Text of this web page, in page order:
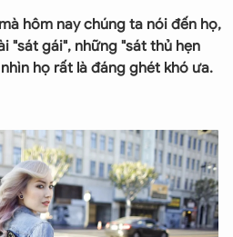
hôm nay chúng ta nói đến họ,
"sát gái", những "sát thủ hẹn
họ rất là đáng ghét khó ưa.